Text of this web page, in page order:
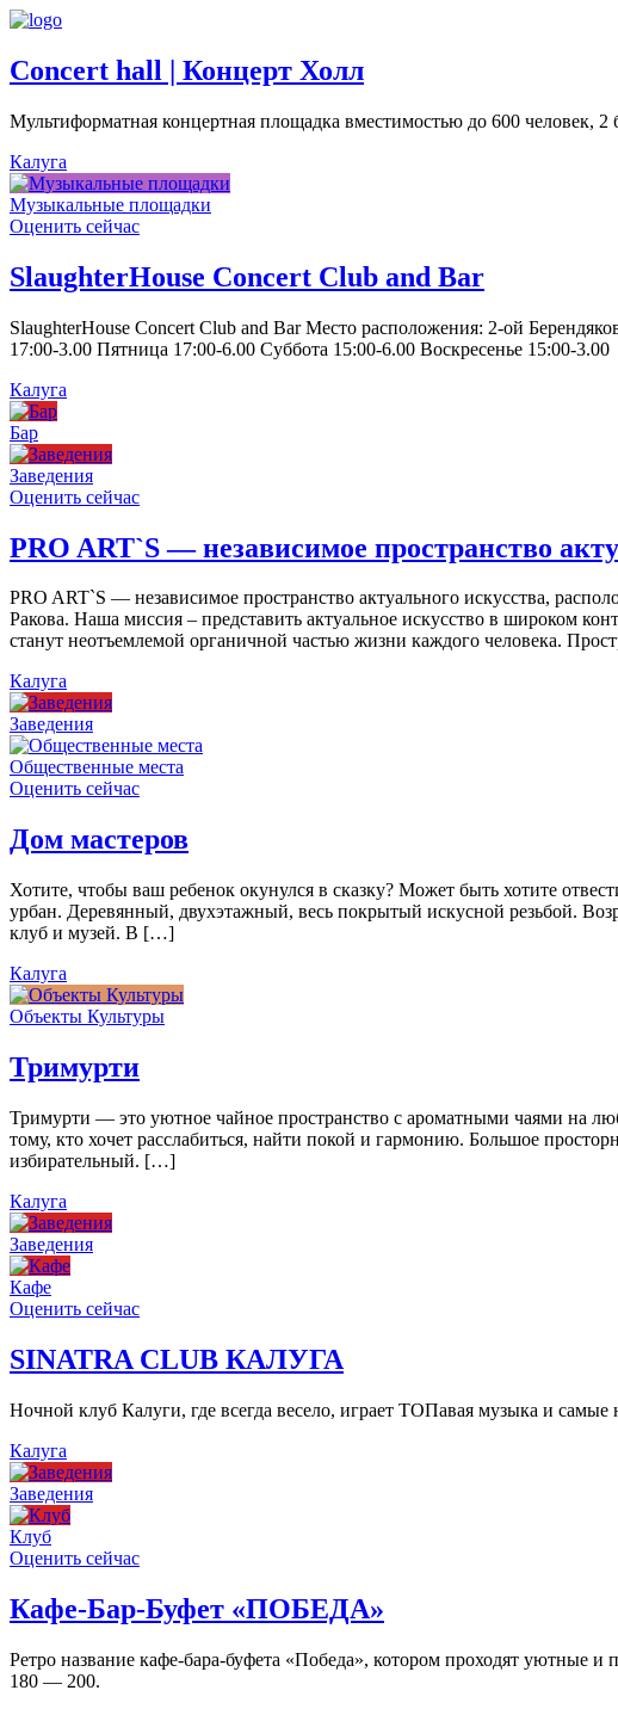
Concert hall | Концерт Холл
Мультиформатная концертная площадка вместимостью до 600 человек,
Калуга
Музыкальные площадки
Оценить сейчас
SlaughterHouse Concert Club and Bar
SlaughterHouse Concert Club and Bar Место расположения: 2-ой
17:00-3.00 Пятница 17:00-6.00 Суббота 15:00-6.00 Воскресенье 15:00-3.00
Калуга
Бар
Заведения
Оценить сейчас
PRO ART`S — независимое пространство
PRO ART`S — независимое пространство актуального искусства,
Ракова. Наша миссия – представить актуальное искусство в широком
станут неотъемлемой органичной частью жизни каждого человека.
Калуга
Заведения
Общественные места
Оценить сейчас
Дом мастеров
Хотите, чтобы ваш ребенок окунулся в сказку? Может быть хотите
урбан. Деревянный, двухэтажный, весь покрытый искусной резьбой.
клуб и музей. В […]
Калуга
Объекты Культуры
Тримурти
Тримурти — это уютное чайное пространство с ароматными чаями на
тому, кто хочет расслабиться, найти покой и гармонию. Большое
избирательный. […]
Калуга
Заведения
Кафе
Оценить сейчас
SINATRA CLUB КАЛУГА
Ночной клуб Калуги, где всегда весело, играет ТОПавая музыка и
Калуга
Заведения
Клуб
Оценить сейчас
Кафе-Бар-Буфет «ПОБЕДА»
Ретро название кафе-бара-буфета «Победа», котором проходят уютные
180 — 200.